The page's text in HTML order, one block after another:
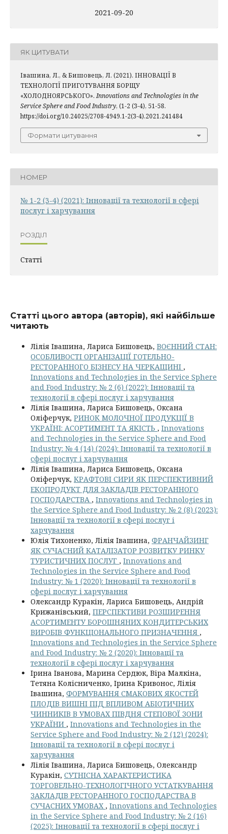
2021-09-20
ЯК ЦИТУВАТИ
Івашина, Л., & Бишовець, Л. (2021). ІННОВАЦІЇ В
ТЕХНОЛОГІЇ ПРИГОТУВАННЯ БОРЩУ
«ХОЛОДНОЯРСЬКОГО».Innovations and Technologies in the
Service Sphere and Food Industry, (1-2 (3-4), 51-58.
https://doi.org/10.24025/2708-4949.1-2(3-4).2021.241484
Формати цитування
НОМЕР
№ 1-2 (3-4) (2021): Інновації та технології в сфері
послуг і харчування
РОЗДІЛ
Статті
Статті цього автора (авторів), які найбільше
читають
Лілія Івашина, Лариса Бишовець, ВОЄННИЙ СТАН:
ОСОБЛИВОСТІ ОРГАНІЗАЦІЇ ГОТЕЛЬНО-
РЕСТОРАННОГО БІЗНЕСУ НА ЧЕРКАЩИНІ ,
Innovations and Technologies in the Service Sphere
and Food Industry: № 2 (6) (2022): Інновації та
технології в сфері послуг і харчування
Лілія Івашина, Лариса Бишовець, Оксана
Оліферчук, РИНОК МОЛОЧНОЇ ПРОДУКЦІЇ В
УКРАЇНІ: АСОРТИМЕНТ ТА ЯКІСТЬ , Innovations
and Technologies in the Service Sphere and Food
Industry: № 4 (14) (2024): Інновації та технології в
сфері послуг і харчування
Лілія Івашина, Лариса Бишовець, Оксана
Оліферчук, КРАФТОВІ СИРИ ЯК ПЕРСПЕКТИВНИЙ
ЕКОПРОДУКТ ДЛЯ ЗАКЛАДІВ РЕСТОРАННОГО
ГОСПОДАРСТВА , Innovations and Technologies in
the Service Sphere and Food Industry: № 2 (8) (2023):
Інновації та технології в сфері послуг і
харчування
Юлія Тихоненко, Лілія Івашина, ФРАНЧАЙЗИНГ
ЯК СУЧАСНИЙ КАТАЛІЗАТОР РОЗВИТКУ РИНКУ
ТУРИСТИЧНИХ ПОСЛУГ , Innovations and
Technologies in the Service Sphere and Food
Industry: № 1 (2020): Інновації та технології в
сфері послуг і харчування
Олександр Куракін, Лариса Бишовець, Андрій
Крижанівський, ПЕРСПЕКТИВИ РОЗШИРЕННЯ
АСОРТИМЕНТУ БОРОШНЯНИХ КОНДИТЕРСЬКИХ
ВИРОБІВ ФУНКЦІОНАЛЬНОГО ПРИЗНАЧЕННЯ ,
Innovations and Technologies in the Service Sphere
and Food Industry: № 2 (2020): Інновації та
технології в сфері послуг і харчування
Ірина Іванова, Марина Сердюк, Віра Малкіна,
Тетяна Колісниченко, Ірина Кривонос, Лілія
Івашина, ФОРМУВАННЯ СМАКОВИХ ЯКОСТЕЙ
ПЛОДІВ ВИШНІ ПІД ВПЛИВОМ АБІОТИЧНИХ
ЧИННИКІВ В УМОВАХ ПІВДНЯ СТЕПОВОЇ ЗОНИ
УКРАЇНИ , Innovations and Technologies in the
Service Sphere and Food Industry: № 2 (12) (2024):
Інновації та технології в сфері послуг і
харчування
Лілія Івашина, Лариса Бишовець, Олександр
Куракін, СУТНІСНА ХАРАКТЕРИСТИКА
ТОРГОВЕЛЬНО-ТЕХНОЛОГІЧНОГО УСТАТКУВАННЯ
ЗАКЛАДІВ РЕСТОРАННОГО ГОСПОДАРСТВА В
СУЧАСНИХ УМОВАХ , Innovations and Technologies
in the Service Sphere and Food Industry: № 2 (16)
(2025): Інновації та технології в сфері послуг і